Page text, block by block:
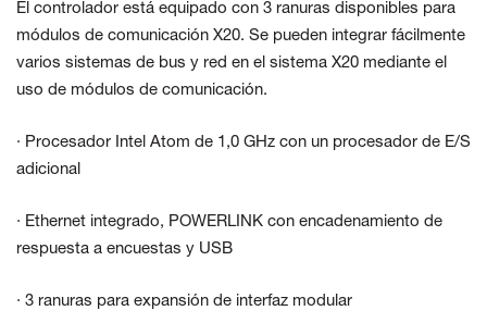
El controlador está equipado con 3 ranuras disponibles para
módulos de comunicación X20. Se pueden integrar fácilmente
varios sistemas de bus y red en el sistema X20 mediante el
uso de módulos de comunicación.
· Procesador Intel Atom de 1,0 GHz con un procesador de E/S
adicional
· Ethernet integrado, POWERLINK con encadenamiento de
respuesta a encuestas y USB
· 3 ranuras para expansión de interfaz modular